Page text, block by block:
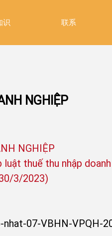
识 联系
NGHIỆP
NGHIỆP
luật thuế thu nhập
3/2023)
07-VBHN-VPQH-